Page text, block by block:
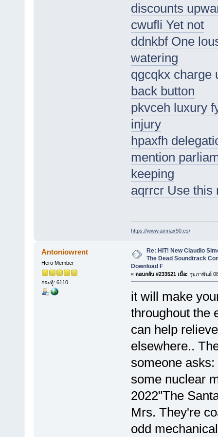
discounts
cwufli Yet not
ddnkbf One
watering
qgcqkx charge
back button
pkvceh luxury
injury
hpaxfh
mention
keeping
aqrrcr Use this
https://www.airmax90.es/
Antoniowrent
Hero Member
กระทู้: 6110
Re: HIT! New Claudio
The Dead Soundtrack
Download F
« ตอบกลับ #233521 เมื่อ: กุมภาพันธ์
it will make
throughout the
can help
elsewhere..
someone
some nuclear
2022"The
Mrs. They're
odd